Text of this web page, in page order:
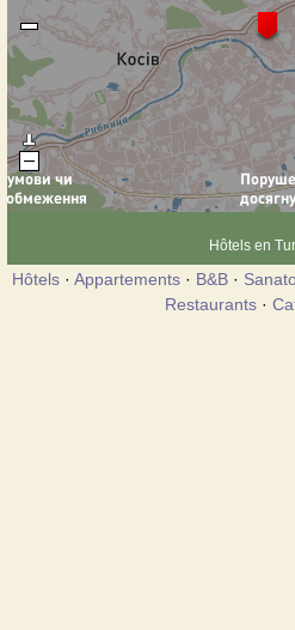
Hôtels en
Hôtels · Appartements · B&B ·
Restaurants ·